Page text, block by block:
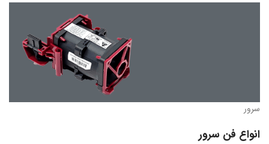
سرور
انواع فن سرور